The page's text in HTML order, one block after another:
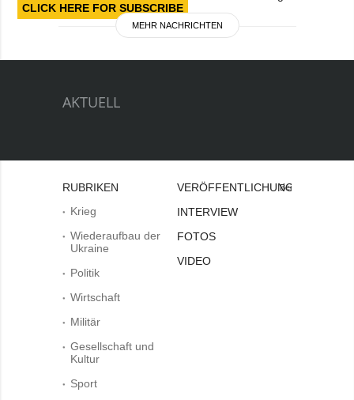
CLICK HERE FOR SUBSCRIBE
MEHR NACHRICHTEN
AKTUELL
RUBRIKEN
Krieg
Wiederaufbau der
Ukraine
Politik
Wirtschaft
Militär
Gesellschaft und
Kultur
Sport
VERÖFFENTLICHUNGEN
INTERVIEW
FOTOS
VIDEO
Bei